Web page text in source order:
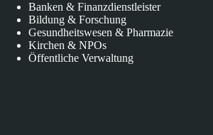
Banken & Finanzdienstleister
Bildung & Forschung
Gesundheitswesen & Pharmazie
Kirchen & NPOs
Öffentliche Verwaltung